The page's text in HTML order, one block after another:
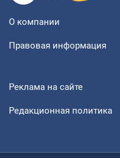
О компании
Правовая информация
Реклама на сайте
Редакционная политика